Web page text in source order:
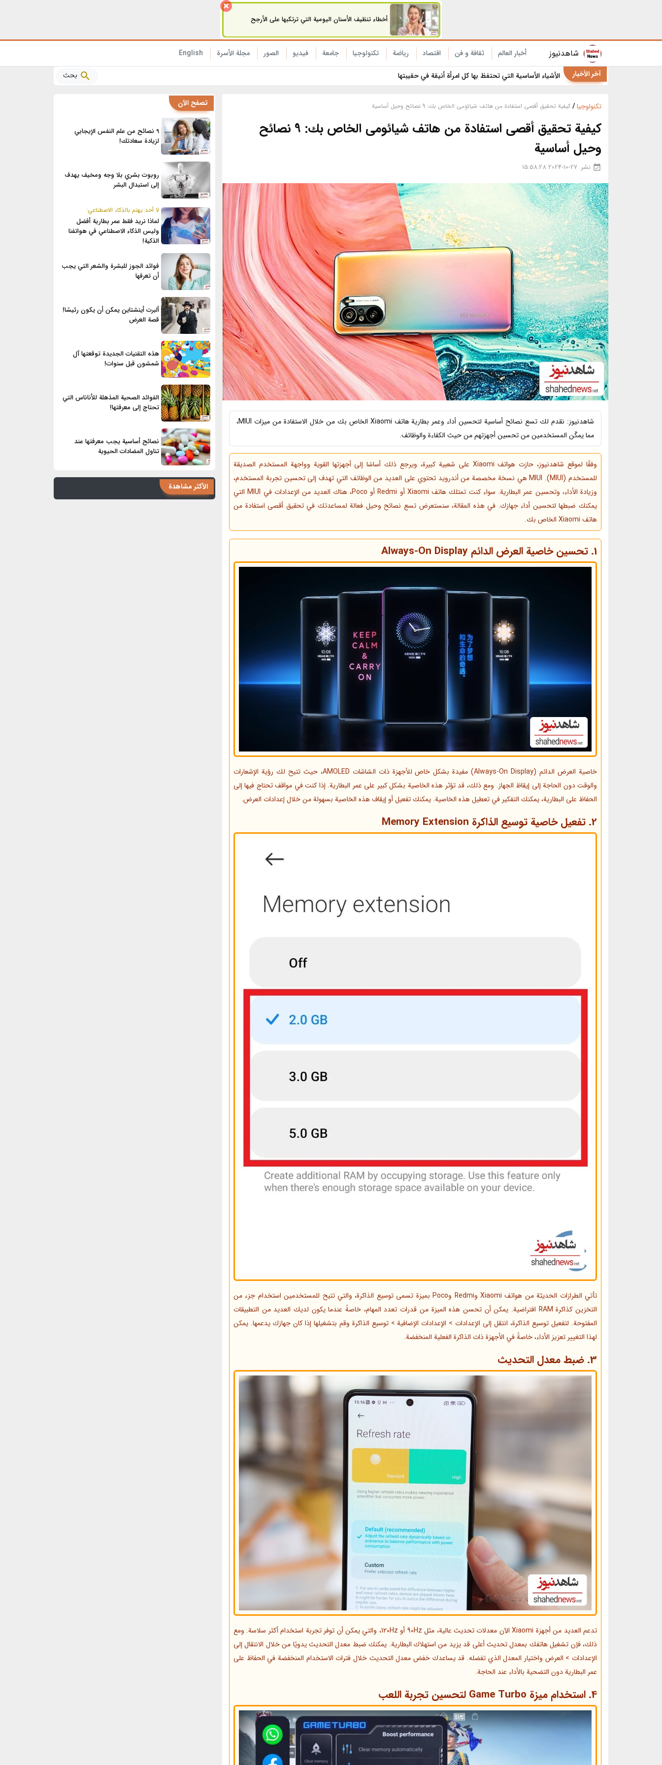
أخطاء تنظيف الأسنان اليومية التي ترتكبها على الأرجح
شاهدنیوز أخبار العالم ثقافة و فن اقتصاد رياضة تکنولوجیا جامعة فیدیو الصور مجلة الأسرة
English
آخر الأخبار
الأشياء الأساسية التي تحتفظ بها كل امرأة أنيقة في حقيبتها بحث
تکنولوجیا/ كيفية تحقيق أقصى استفادة من هاتف شیائومی الخاص بك: 9 نصائح وحيل أساسية
كيفية تحقيق أقصى استفادة من هاتف شیائومی الخاص بك: 9 نصائح
وحيل أساسية
نشر 2024-10-27 15:58:28
شاهدنیوز: نقدم لك تسع نصائح أساسية لتحسين أداء وعمر بطارية هاتف Xiaomi الخاص بك من خلال الاستفادة من ميزات MIUI،
مما يمكّن المستخدمين من تحسين أجهزتهم من حيث الكفاءة والوظائف.
وفقًا لموقع شاهدنیوز، حازت هواتف Xiaomi على شعبية كبيرة، ويرجع ذلك أساسًا إلى أجهزتها القوية وواجهة المستخدم الصديقة
للمستخدم (MIUI). MIUI هي نسخة مخصصة من أندرويد تحتوي على العديد من الوظائف التي تهدف إلى تحسين تجربة المستخدم،
وزيادة الأداء، وتحسين عمر البطارية. سواء كنت تمتلك هاتف Xiaomi أو Redmi أو Poco، هناك العديد من الإعدادات في MIUI التي
يمكنك ضبطها لتحسين أداء جهازك. في هذه المقالة، سنستعرض تسع نصائح وحيل فعالة لمساعدتك في تحقيق أقصى استفادة من
هاتف Xiaomi الخاص بك.
1. تحسين خاصية العرض الدائم Always-On Display
خاصية العرض الدائم (Always-On Display) مفيدة بشكل خاص للأجهزة ذات الشاشات AMOLED، حيث تتيح لك رؤية الإشعارات
والوقت دون الحاجة إلى إيقاظ الجهاز. ومع ذلك، قد تؤثر هذه الخاصية بشكل كبير على عمر البطارية. إذا كنت في مواقف تحتاج فيها إلى
الحفاظ على البطارية، يمكنك التفكير في تعطيل هذه الخاصية. يمكنك تفعيل أو إيقاف هذه الخاصية بسهولة من خلال إعدادات العرض.
2. تفعيل خاصية توسيع الذاكرة Memory Extension
تأتي الطرازات الحديثة من هواتف Xiaomi وRedmi وPoco بميزة تسمى توسيع الذاكرة، والتي تتيح للمستخدمين استخدام جزء من
التخزين كذاكرة RAM افتراضية. يمكن أن تحسن هذه الميزة من قدرات تعدد المهام، خاصةً عندما يكون لديك العديد من التطبيقات
المفتوحة. لتفعيل توسيع الذاكرة، انتقل إلى الإعدادات > الإعدادات الإضافية > توسيع الذاكرة وقم بتشغيلها إذا كان جهازك يدعمها. يمكن
لهذا التغيير تعزيز الأداء، خاصةً في الأجهزة ذات الذاكرة الفعلية المنخفضة.
3. ضبط معدل التحديث
تدعم العديد من أجهزة Xiaomi الآن معدلات تحديث عالية، مثل 90Hz أو 120Hz، والتي يمكن أن توفر تجربة استخدام أكثر سلاسة. ومع
ذلك، فإن تشغيل هاتفك بمعدل تحديث أعلى قد يزيد من استهلاك البطارية. يمكنك ضبط معدل التحديث يدويًا من خلال الانتقال إلى
الإعدادات > العرض واختيار المعدل الذي تفضله. قد يساعدك خفض معدل التحديث خلال فترات الاستخدام المنخفضة في الحفاظ على
عمر البطارية دون التضحية بالأداء عند الحاجة.
4. استخدام ميزة Game Turbo لتحسين تجربة اللعب
تصفح الآن
9 نصائح من علم النفس الإيجابي
لزيادة سعادتك!
روبوت بشري بلا وجه ومخيف يهدف
إلى استبدال البشر
لا أحد يهتم بالذكاء الاصطناعي:
لماذا نريد فقط عمر بطارية أفضل
وليس الذكاء الاصطناعي في هواتفنا
الذكية!
فوائد الجوز للبشرة والشعر التي يجب
أن تعرفها
ألبرت أينشتاين يمكن أن يكون رئيسًا!
قصة العرض
هذه التقنيات الجديدة توقعتها آل
شمشون قبل سنوات!
الفوائد الصحية المذهلة للأناناس التي
تحتاج إلى معرفتها!
نصائح أساسية يجب معرفتها عند
تناول المضادات الحيوية
الأكثر مشاهدة